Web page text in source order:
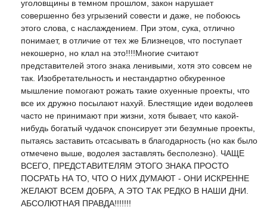
уголовщины в темном прошлом, закон нарушает
совершенно без угрызений совести и даже, не побоюсь
этого слова, с наслаждением. При этом, сука, отлично
понимает, в отличие от тех же Близнецов, что поступает
некошерно, но клал на это!!!!Многие считают
представителей этого знака ленивыми, хотя это совсем не
так. Изобретательность и нестандартно обкуренное
мышление помогают рожать такие охуенные проекты, что
все их дружно посылают нахуй. Блестящие идеи водолеев
часто не принимают при жизни, хотя бывает, что какой-
нибудь богатый чудачок спонсирует эти безумные проекты,
пытаясь заставить отсасывать в благодарность (но как было
отмечено выше, водолея заставлять бесполезно). ЧАЩЕ
ВСЕГО, ПРЕДСТАВИТЕЛЯМ ЭТОГО ЗНАКА ПРОСТО
ПОСРАТЬ НА ТО, ЧТО О НИХ ДУМАЮТ - ОНИ ИСКРЕННЕ
ЖЕЛАЮТ ВСЕМ ДОБРА, А ЭТО ТАК РЕДКО В НАШИ ДНИ.
АБСОЛЮТНАЯ ПРАВДА!!!!!!!